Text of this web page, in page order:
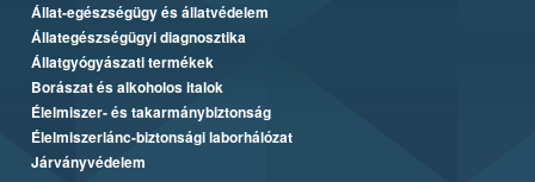
Állat-egészségügy és állatvédelem
Állategészségügyi diagnosztika
Állatgyógyászati termékek
Borászat és alkoholos italok
Élelmiszer- és takarmánybiztonság
Élelmiszerlánc-biztonsági laborhálózat
Járványvédelem